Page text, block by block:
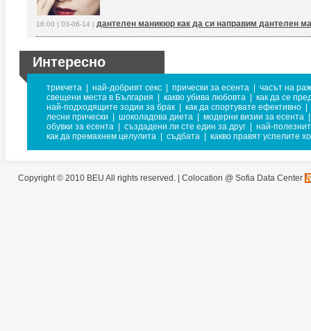
16:00 | 03-06-14 | дантелен маникюр как да си направим дантелен
Интересно
трикчета най-добрият секс прически за есента
часът на
свещени места в България
какво убива любовта
как да се
най-подходящите зодии за брак
как да спортувате ефективно
лесни прически
шоколадова диета модерни визии за есента
обувки за есента
създадени ли сте един за друг
най-
как да премахнем целулита
съдбата какво правят успелите
Copyright © 2010 BEU All rights reserved. | Colocation @ Sofia Data Center